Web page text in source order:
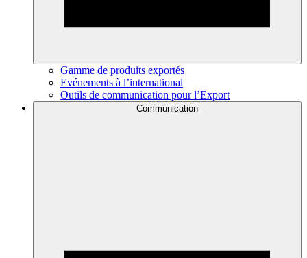
Gamme de produits exportés
Evénements à l’international
Outils de communication pour l’Export
Communication